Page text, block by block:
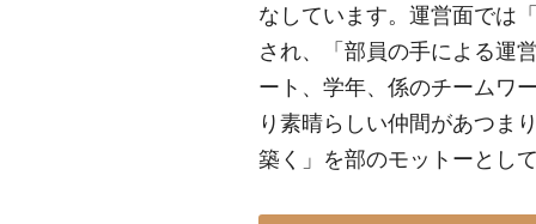
なしています。運営面では
され、「部員の手による運
ート、学年、係のチームワ
り素晴らしい仲間があつま
築く」を部のモットーとし